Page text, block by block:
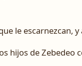
le escarnezcan,
hijos de